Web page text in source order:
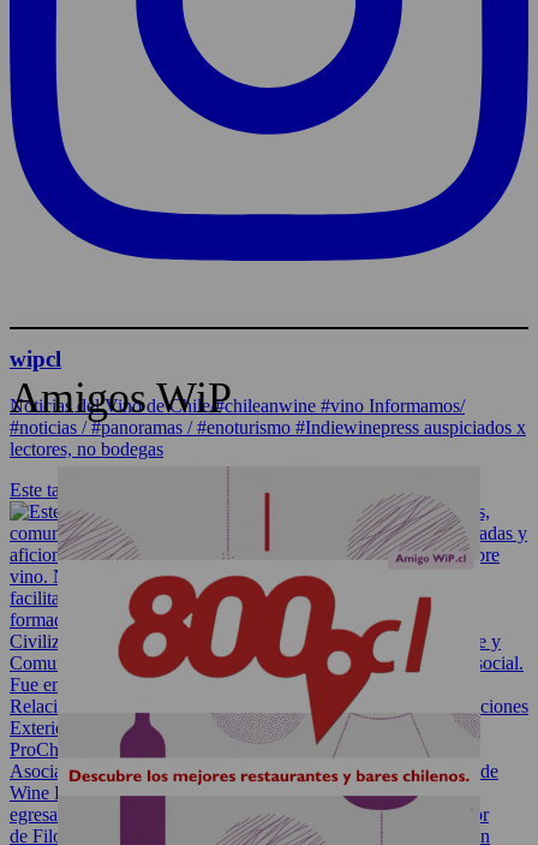
wipcl
Noticias del Vino de Chile/#chileanwine #vino Informamos/
#noticias / #panoramas / #enoturismo #Indiewinepress auspiciados x
lectores, no bodegas
Este taller de escritura está dirigido a sommelier
Amigos WiP